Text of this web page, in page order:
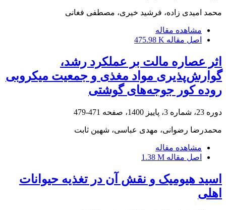
محمد امیدی زاده، فرشید خیری، مصطفی فغانی
مشاهده مقاله
اصل مقاله 475.98 K
اثر عصاره مالت بر عملکرد رشد،
گوارش‌پذیری مواد مغذی و جمعیت میکروبی
روده کور جوجه‌های گوشتی
دوره 23، شماره 3، پاییز 1400، صفحه 471-479
محمدرضا رضوانی، مهدی عباسی، شهین ثابت
مشاهده مقاله
اصل مقاله 1.38 M
اسید هیومیک و نقش آن در تغذیه حیوانات
اهلی